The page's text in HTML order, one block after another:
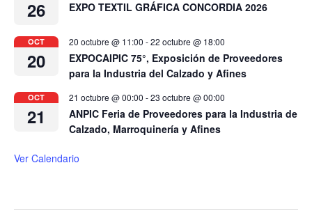
26 EXPO TEXTIL GRÁFICA CONCORDIA 2026
OCT
20
20 octubre @ 11:00 -22 octubre @ 18:00
EXPOCAIPIC 75°, Exposición de Proveedores
para la Industria del Calzado y Afines
OCT
21
21 octubre @ 00:00 -23 octubre @ 00:00
ANPIC Feria de Proveedores para la Industria de
Calzado, Marroquinería y Afines
Ver Calendario